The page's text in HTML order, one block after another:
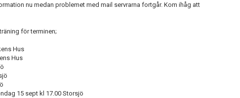
nu medan problemet med mail servrarna fortgår. Kom ihåg att
för terminen;
Hus
Hus
15 sept kl 17.00 Storsjö